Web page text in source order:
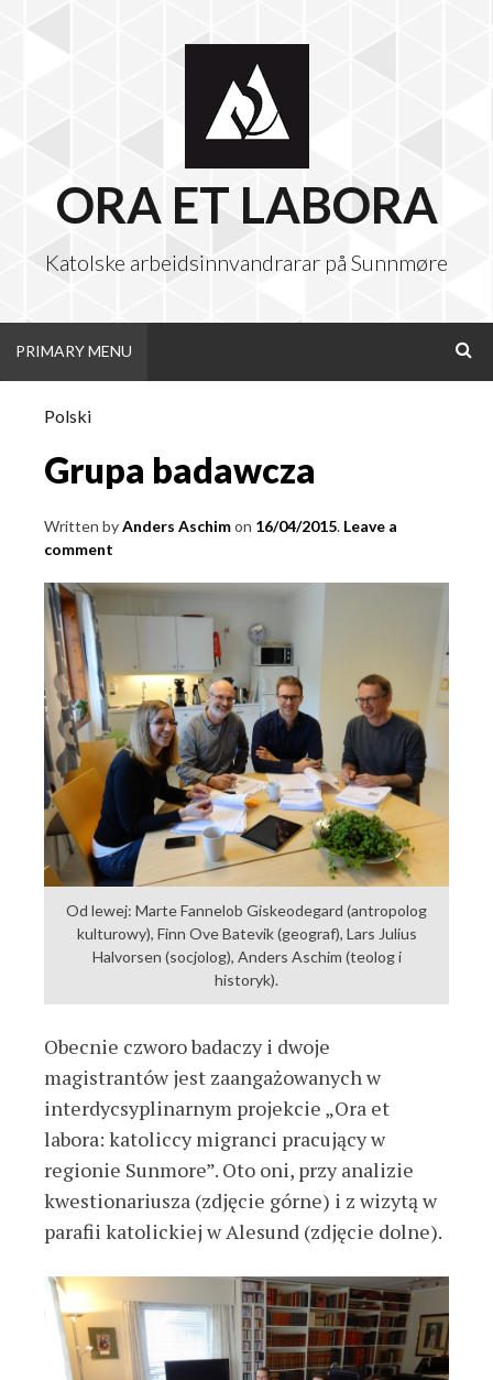
ORA ET LABORA
Katolske arbeidsinnvandrarar på Sunnmøre
PRIMARY MENU
Polski
Grupa badawcza
Written byAnders Aschim 16/04/2015 Leave a
comment
Od lewej: Marte Fannelob Giskeodegard (antropolog
kulturowy), Finn Ove Batevik (geograf), Lars Julius
Halvorsen (socjolog), Anders Aschim (teolog i
historyk).
Obecnie czworo badaczy i dwoje
magistrantów jest zaangażowanych w
interdycsyplinarnym projekcie „Ora et
labora: katoliccy migranci pracujący w
regionie Sunmore”. Oto oni, przy analizie
kwestionariusza (zdjęcie górne) i z wizytą w
parafii katolickiej w Alesund (zdjęcie dolne).